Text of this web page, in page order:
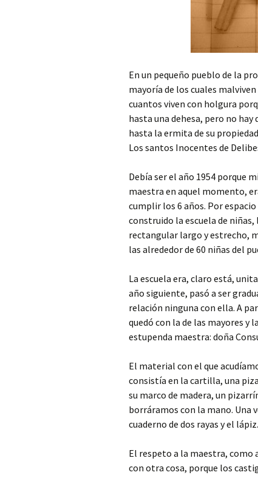
En un pequeño pueblo de la
mayoría de los cuales
cuantos viven con holgura
hasta una dehesa, pero no hay
hasta la ermita de su
Los santos Inocentes de
Debía ser el año 1954 porque
maestra en aquel momento,
cumplir los 6 años. Por
construido la escuela de
rectangular largo y estrecho,
las alrededor de 60 niñas del
La escuela era, claro está,
año siguiente, pasó a ser
relación ninguna con ella. A
quedó con la de las mayores y
estupenda maestra: doña
El material con el que
consistía en la cartilla, una
su marco de madera, un
borráramos con la mano. Una
cuaderno de dos rayas y el lápiz.
El respeto a la maestra, como
con otra cosa, porque los